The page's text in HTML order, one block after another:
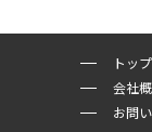
トップ
会社
お問